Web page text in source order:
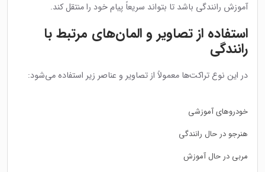
آموزش رانندگی باشد تا بتواند سریعاً پیام خود را منتقل کند.
استفاده از تصاویر و المان‌های مرتبط با
رانندگی
در این نوع تراکت‌ها معمولاً از تصاویر و عناصر زیر استفاده می‌شود:
خودروهای آموزشی
هنرجو در حال رانندگی
مربی در حال آموزش